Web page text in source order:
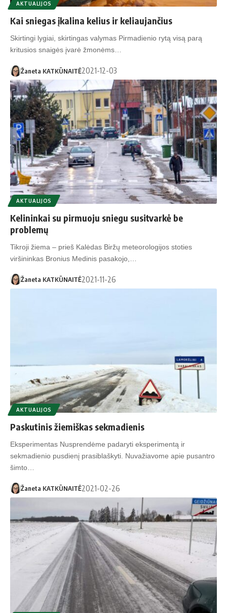
AKTUALIJOS
Kai sniegas įkalina kelius ir keliaujančius
Skirtingi lygiai, skirtingas valymas Pirmadienio rytą visą parą
kritusios snaigės įvarė žmonėms…
Žaneta KATKŪNAITĖ2021-12-03
AKTUALIJOS
Kelininkai su pirmuoju sniegu susitvarkė be
problemų
Tikroji žiema – prieš Kalėdas Biržų meteorologijos stoties
viršininkas Bronius Medinis pasakojo,…
Žaneta KATKŪNAITĖ2021-11-26
AKTUALIJOS
Paskutinis žiemiškas sek­ma­die­nis
Eks­pe­ri­men­tas Nusprendėme padaryti eksperimentą ir
sekmadienio pusdienį prasiblaškyti. Nuvažiavome apie pusantro
šimto…
Žaneta KATKŪNAITĖ2021-02-26